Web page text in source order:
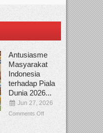
Antusiasme
Masyarakat
Indonesia
terhadap Piala
Dunia 2026...
Jun 27, 2026
Comments Off